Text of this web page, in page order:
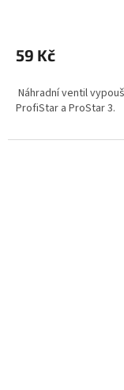
59 Kč
Náhradní ventil
ProfiStar a ProStar 3.